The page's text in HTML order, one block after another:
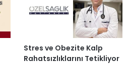
Stres ve Obezite Kalp
Rahatsızlıklarını Tetikliyor